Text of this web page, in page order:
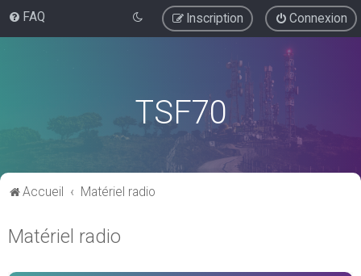
FAQ Connexion
Inscription
TSF70
Accueil Matériel radio
Matériel radio